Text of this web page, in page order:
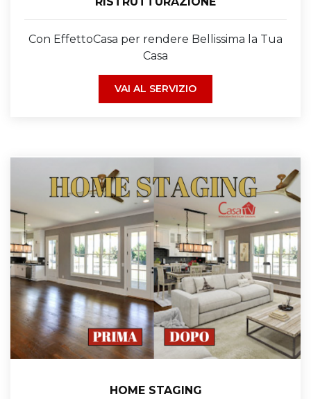
Con EffettoCasa per rendere Bellissima la Tua
Casa
VAI AL SERVIZIO
HOME STAGING